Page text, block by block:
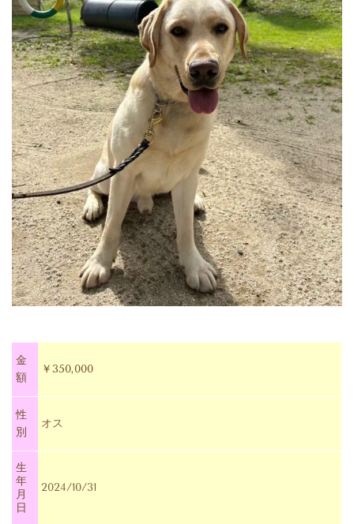
金
額
￥350,000
性
別
オス
生
年
月
日
2024/10/31